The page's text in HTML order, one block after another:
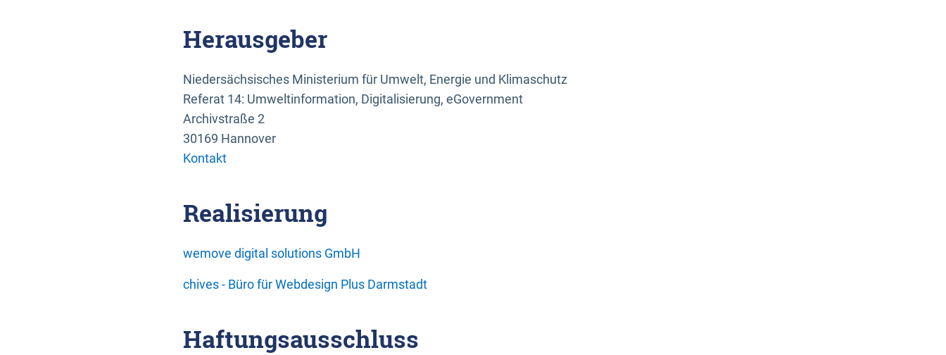
Herausgeber
Niedersächsisches Ministerium für Umwelt, Energie und Klimaschutz
Referat 14: Umweltinformation, Digitalisierung, eGovernment
Archivstraße 2
30169 Hannover
Kontakt
Realisierung
wemove digital solutions GmbH
chives - Büro für Webdesign Plus Darmstadt
Haftungsausschluss